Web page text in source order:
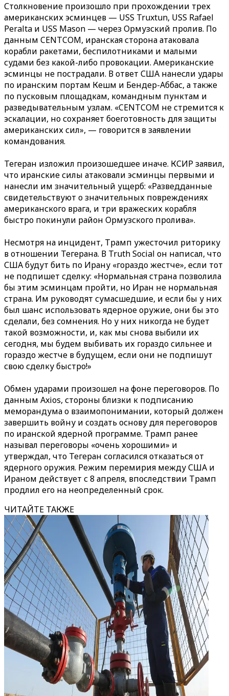
Столкновение произошло при прохождении трех
американских эсминцев — USS Truxtun, USS Rafael
Peralta и USS Mason — через Ормузский пролив. По
данным CENTCOM, иранская сторона атаковала
корабли ракетами, беспилотниками и малыми
судами без какой-либо провокации. Американские
эсминцы не пострадали. В ответ США нанесли удары
по иранским портам Кешм и Бендер-Аббас, а также
по пусковым площадкам, командным пунктам и
разведывательным узлам. «CENTCOM не стремится к
эскалации, но сохраняет боеготовность для защиты
американских сил», — говорится в заявлении
командования.
Тегеран изложил произошедшее иначе. КСИР заявил,
что иранские силы атаковали эсминцы первыми и
нанесли им значительный ущерб: «Разведданные
свидетельствуют о значительных повреждениях
американского врага, и три вражеских корабля
быстро покинули район Ормузского пролива».
Несмотря на инцидент, Трамп ужесточил риторику
в отношении Тегерана. В Truth Social он написал, что
США будут бить по Ирану «гораздо жестче», если тот
не подпишет сделку: «Нормальная страна позволила
бы этим эсминцам пройти, но Иран не нормальная
страна. Им руководят сумасшедшие, и если бы у них
был шанс использовать ядерное оружие, они бы это
сделали, без сомнения. Но у них никогда не будет
такой возможности, и, как мы снова выбили их
сегодня, мы будем выбивать их гораздо сильнее и
гораздо жестче в будущем, если они не подпишут
свою сделку быстро!»
Обмен ударами произошел на фоне переговоров. По
данным Axios, стороны близки к подписанию
меморандума о взаимопонимании, который должен
завершить войну и создать основу для переговоров
по иранской ядерной программе. Трамп ранее
называл переговоры «очень хорошими» и
утверждал, что Тегеран согласился отказаться от
ядерного оружия. Режим перемирия между США и
Ираном действует с 8 апреля, впоследствии Трамп
продлил его на неопределенный срок.
ЧИТАЙТЕ ТАКЖЕ